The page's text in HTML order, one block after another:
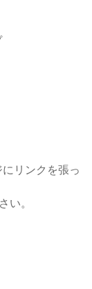
リンクを張っ
い。